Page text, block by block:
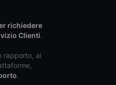
richiedere
Clienti.
rapporto, ai
.